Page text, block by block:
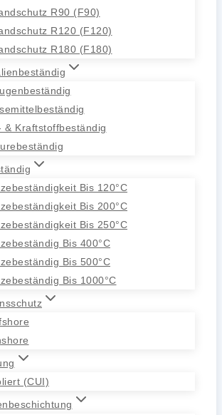
R90 (F90)
R120 (F120)
R180 (F180)
& Kraftstoffbeständig
Bis 120°C
Bis 200°C
Bis 250°C
Bis 400°C
Bis 500°C
Bis 1000°C
(CUI)